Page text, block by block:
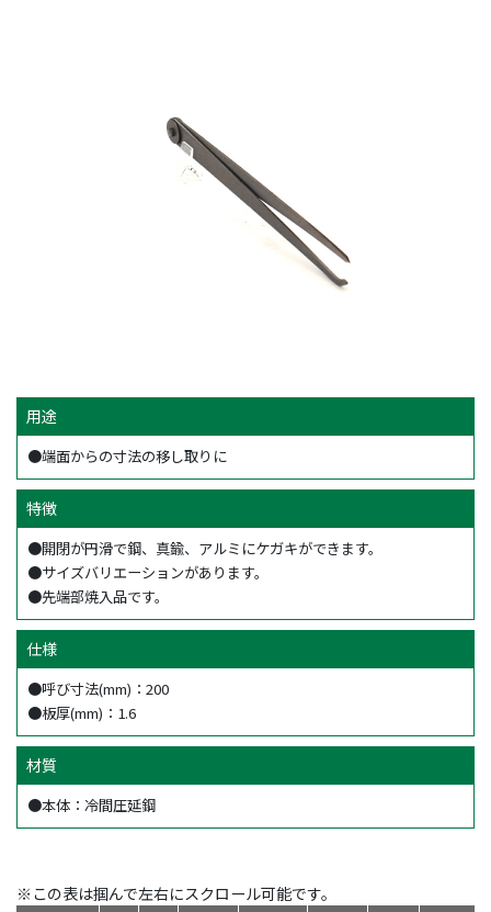
用途
●端面からの寸法の移し取りに
特徴
●開閉が円滑で鋼、真鍮、アルミにケガキができます。
●サイズバリエーションがあります。
●先端部焼入品です。
仕様
●呼び寸法(mm)：200
●板厚(mm)：1.6
材質
●本体：冷間圧延鋼
※この表は掴んで左右にスクロール可能です。